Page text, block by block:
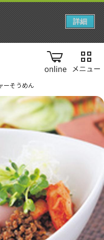
online
ーそうめん
詳細